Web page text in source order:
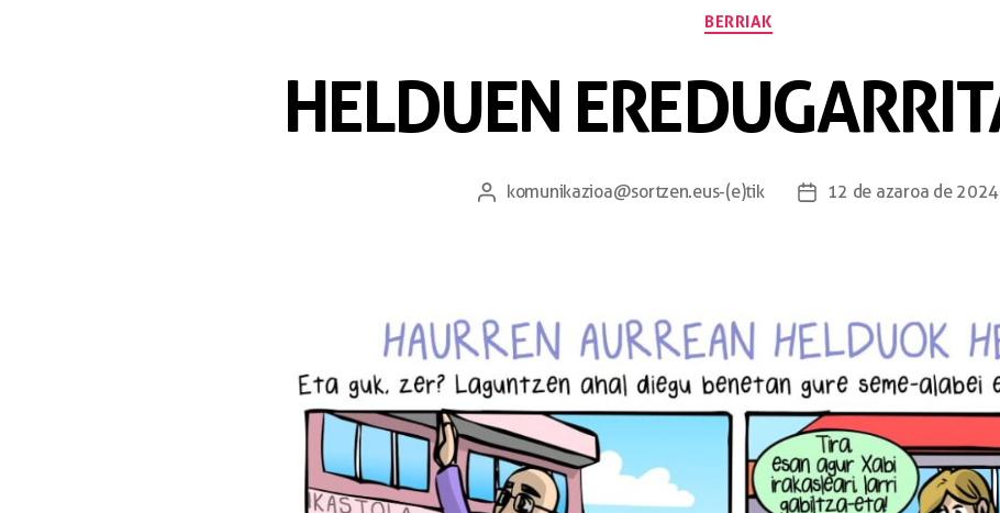
BERRIAK
HELDUEN
komunikazioa@sortzen.eus-(e)tik 12 de azaroa de 2024